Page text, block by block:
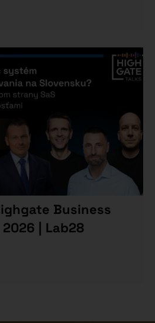
Business
| Lab28